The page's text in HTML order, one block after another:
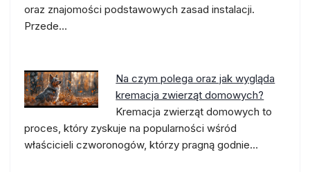
oraz znajomości podstawowych zasad instalacji.
Przede…
Na czym polega oraz jak wygląda
kremacja zwierząt domowych?
Kremacja zwierząt domowych to
proces, który zyskuje na popularności wśród
właścicieli czworonogów, którzy pragną godnie…